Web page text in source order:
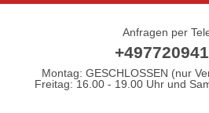
Anfragen per
Montag: GESCHLOSSEN (nur
Freitag: 16.00 - 19.00 Uhr und